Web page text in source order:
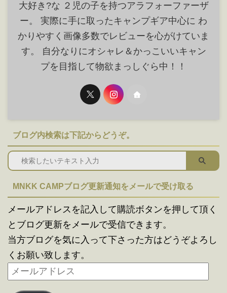
大好き?な ２児の子を持つアラフォーファーザ
ー。 実際に手に取ったキャンプギア中心に わ
かりやすく画像多数でレビューを心がけていま
す。 自分なりにオシャレ＆かっこいいキャン
プを目指して物欲まっしぐら中！！
ブログ内検索は下記からどうぞ。
MNKK CAMPブログ更新通知をメールで受け取る
メールアドレスを記入して購読ボタンを押して頂く
とブログ更新をメールで受信できます。
当方ブログを気に入って下さった方はどうぞよろし
くお願い致します。